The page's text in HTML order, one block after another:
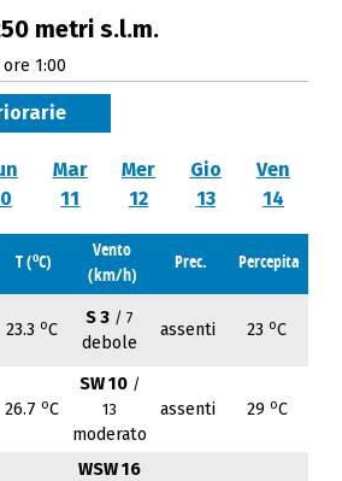
metri s.l.m.
1:00
Mar
11
Mer
12
Gio
13
Ven
14
T (oC)
Vento
(km/h)
Prec. Percepita
23.3 oC
S 3 / 7
debole
assenti 23 oC
26.7 oC
SW 10 /
13
moderato
assenti 29 oC
WSW 16